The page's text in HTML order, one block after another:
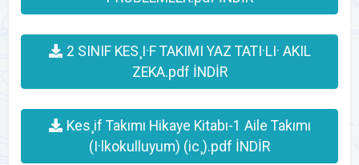
2 SINIF KES¸I·F TAKIMI YAZ TATI·LI· AKIL
ZEKA.pdf İNDİR
Kes¸if Takımı Hikaye Kitabı-1 Aile Takımı
(I·lkokulluyum) (ic¸).pdf İNDİR